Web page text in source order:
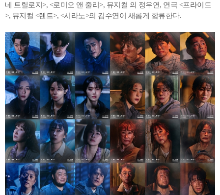
네 트릴로지>, <로미오 앤 줄리>, 뮤지컬 의 정우연, 연극 <프라이드
>, 뮤지컬 <렌트>, <시라노>의 김수연이 새롭게 합류한다.